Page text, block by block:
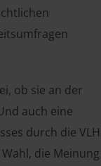
ob sie an der
auch eine
durch die VLH
die Meinung